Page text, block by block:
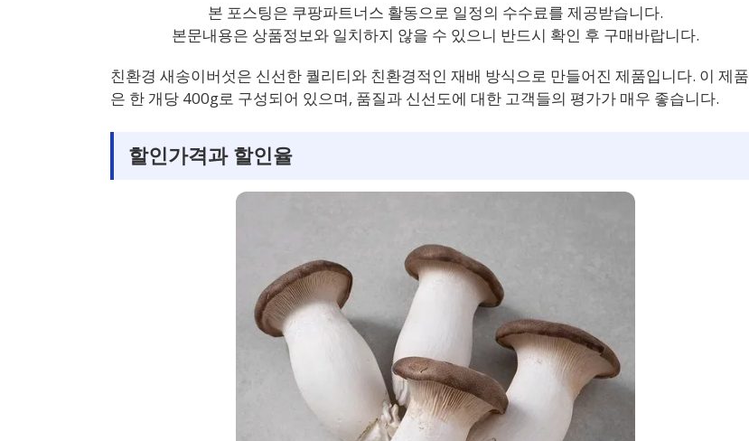
본 포스팅은 쿠팡파트너스 활동으로 일정의 수수료를 제공받습니다.
본문내용은 상품정보와 일치하지 않을 수 있으니 반드시 확인 후 구매바랍니다.
친환경 새송이버섯은 신선한 퀄리티와 친환경적인 재배 방식으로 만들어진 제품입니다. 이 제품
은 한 개당 400g로 구성되어 있으며, 품질과 신선도에 대한 고객들의 평가가 매우 좋습니다.
할인가격과 할인율